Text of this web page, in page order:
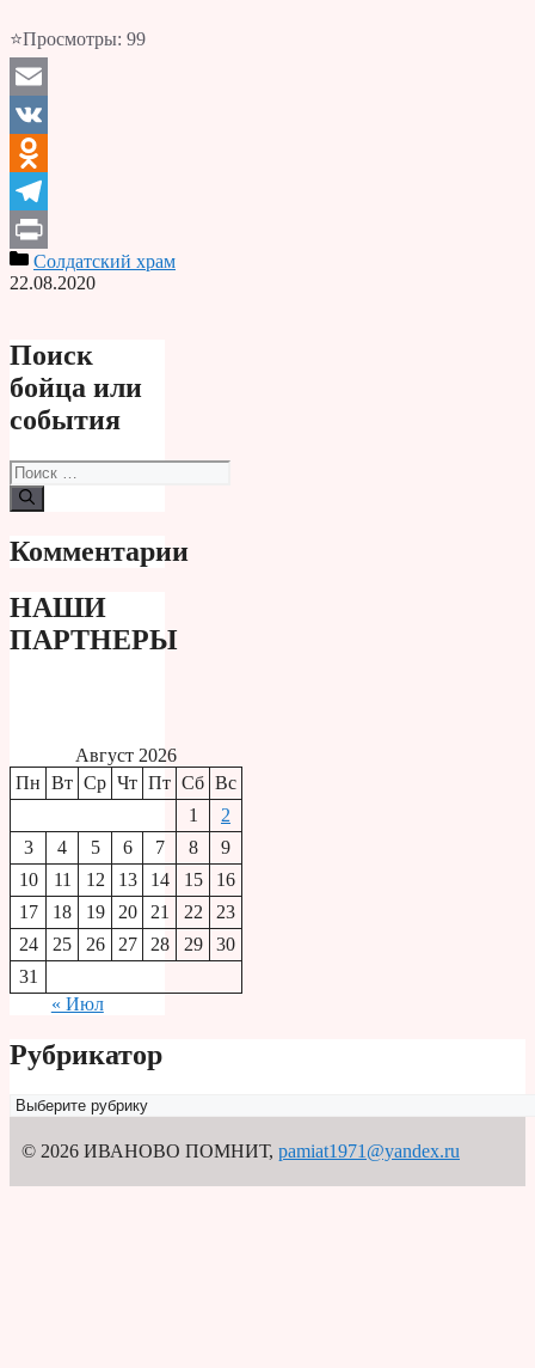
⭐Просмотры: 99
Email
VK
Odnoklassniki
Telegram
PrintСолдатский храм
22.08.2020
Поиск
бойца или
события
Поиск:
Комментарии
НАШИ
ПАРТНЕРЫ
Август 2026
Пн Вт Ср Чт Пт Сб Вс
1
2
3
4 5 6 7 8
9
10
11 12 13 14 15
16
17
18 19 20 21 22
23
24
25 26 27 28 29
30
31
« Июл
Рубрикатор
Рубрикатор
© 2026 ИВАНОВО ПОМНИТ, pamiat1971@yandex.ru